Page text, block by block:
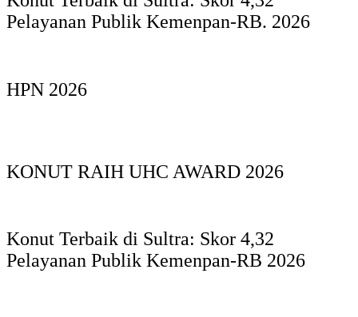
Pelayanan Publik Kemenpan-RB. 2026
HPN 2026
KONUT RAIH UHC AWARD 2026
Konut Terbaik di Sultra: Skor 4,32
Pelayanan Publik Kemenpan-RB 2026